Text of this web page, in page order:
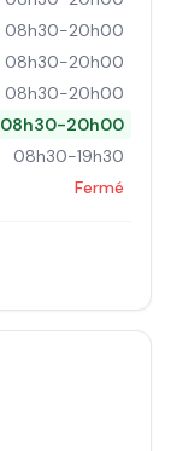
08h30-20h00
08h30-20h00
08h30-20h00
08h30-20h00
08h30-19h30
Fermé